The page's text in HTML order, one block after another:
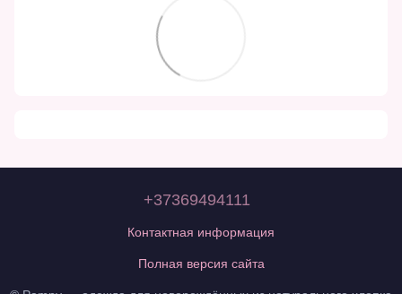
+37369494111
Контактная информация
Полная версия сайта